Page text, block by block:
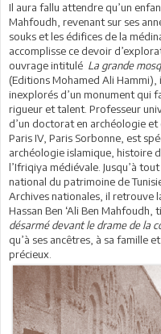
Il aura fallu attendre qu’un
Mahfoudh, revenant sur ses
souks et les édifices de la
accomplisse ce devoir
ouvrage intitulé La grande
(Editions Mohamed Ali
inexplorés d’un monument qui
rigueur et talent. Professeur
d’un doctorat en archéologie
Paris IV, Paris Sorbonne, est
archéologie islamique, histoire
l’Ifriqiya médiévale. Jusqu’à
national du patrimoine de
Archives nationales, il retrouve
Hassan Ben ‘Ali Ben Mahfoudh,
désarmé devant le drame de la
qu’à ses ancêtres, à sa famille
précieux.